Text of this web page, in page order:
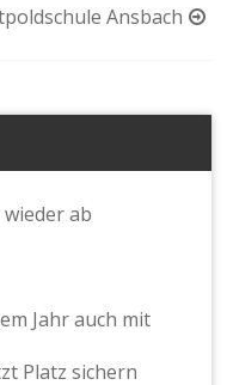
Ansbach
ab
Jahr auch mit
Platz sichern